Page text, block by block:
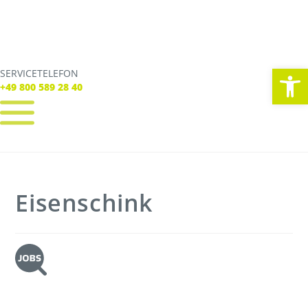
SERVICETELEFON
+49 800 589 28 40
SERVICE TELEFON
+49 800 589 28 40
Tickets
Freizeit
Eisenschink